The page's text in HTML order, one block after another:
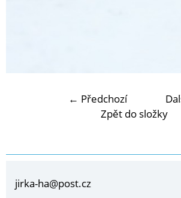
← Předchozí
Zpět do složky
jirka-ha@post.cz